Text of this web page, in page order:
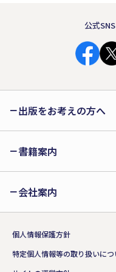
公式SNS
出版をお考えの方へ
書籍案内
会社案内
個人情報保護方針
特定個人情報等の取り扱いに